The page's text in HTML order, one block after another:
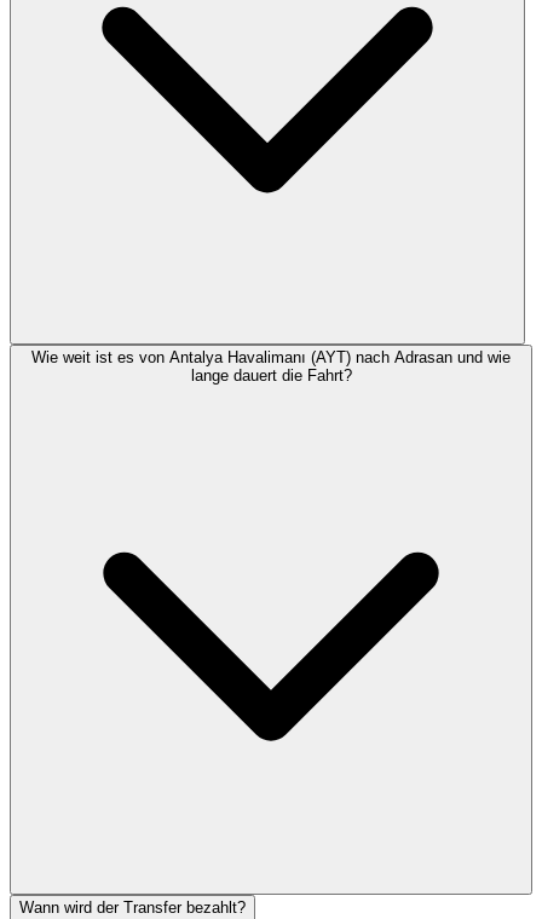
Wie weit ist es von Antalya Havalimanı (AYT) nach Adrasan und wie
lange dauert die Fahrt?
Wann wird der Transfer bezahlt?